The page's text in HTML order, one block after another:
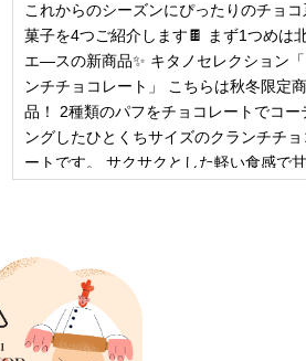
これからのシーズンにぴったりのチョコ
菓子を4つご紹介します🍫 まず1つめは
エ―スの新商品✨ キタノセレクション
ンチチョコレート」 こちらは秋冬限定商
品！ 2種類のパフをチョコレートでコー
ングしたひとくちサイズのクランチチ
ートです。 サクサクとした軽い食感で
ピザ立ちぬ
ブログをご覧の皆様、こんにちは！北
スMOMOテラス店の大西です。 いきな
すが、これは何だと思いますか？ ヒン